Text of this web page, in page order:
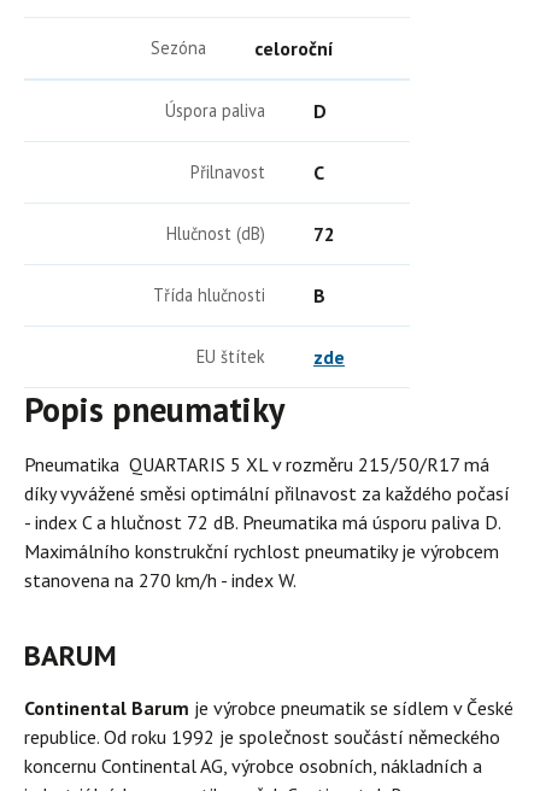
Sezóna celoroční
Úspora paliva D
Přilnavost C
Hlučnost (dB) 72
Třída hlučnosti B
EU štítek zde
Popis pneumatiky
Pneumatika QUARTARIS 5 XL v rozměru 215/50/R17 má
díky vyvážené směsi optimální přilnavost za každého počasí
- index C a hlučnost 72 dB. Pneumatika má úsporu paliva D.
Maximálního konstrukční rychlost pneumatiky je výrobcem
stanovena na 270 km/h - index W.
BARUM
Continental Barum je výrobce pneumatik se sídlem v České
republice. Od roku 1992 je společnost součástí německého
koncernu Continental AG, výrobce osobních, nákladních a